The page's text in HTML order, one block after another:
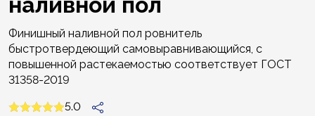
Финишный наливной пол ровнитель
быстротвердеющий самовыравнивающийся, с
повышенной растекаемостью соответствует ГОСТ
31358-2019
5.0